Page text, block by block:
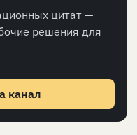
цитат —
решения для
канал